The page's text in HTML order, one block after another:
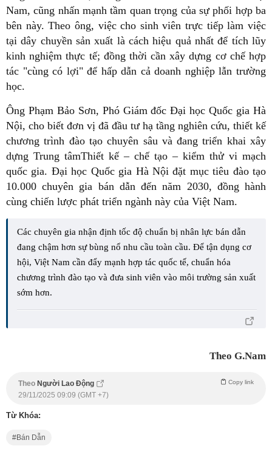
Nam, cũng nhấn mạnh tầm quan trọng của sự phối hợp ba
bên này. Theo ông, việc cho sinh viên trực tiếp làm việc
tại dây chuyền sản xuất là cách hiệu quả nhất để tích lũy
kinh nghiệm thực tế; đồng thời cần xây dựng cơ chế hợp
tác "cùng có lợi" để hấp dẫn cả doanh nghiệp lẫn trường
học.
Ông Phạm Bảo Sơn, Phó Giám đốc Đại học Quốc gia Hà
Nội, cho biết đơn vị đã đầu tư hạ tầng nghiên cứu, thiết kế
chương trình đào tạo chuyên sâu và đang triển khai xây
dựng Trung tâmThiết kế – chế tạo – kiểm thử vi mạch
quốc gia. Đại học Quốc gia Hà Nội đặt mục tiêu đào tạo
10.000 chuyên gia bán dẫn đến năm 2030, đồng hành
cùng chiến lược phát triển ngành này của Việt Nam.
Các chuyên gia nhận định tốc độ chuẩn bị nhân lực bán dẫn
đang chậm hơn sự bùng nổ nhu cầu toàn cầu. Để tận dụng cơ
hội, Việt Nam cần đẩy mạnh hợp tác quốc tế, chuẩn hóa
chương trình đào tạo và đưa sinh viên vào môi trường sản xuất
sớm hơn.
Theo G.Nam
Theo Người Lao Động Copy link
29/11/2025 09:09 (GMT +7)
Từ Khóa:
Bán Dẫn